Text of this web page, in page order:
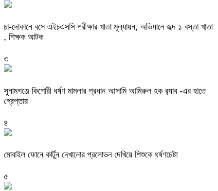
চা-দোকানে বসে এইচএসসি পরীক্ষার খাতা মূল্যায়ন, অভিযানে জব্দ ১ বস্তা খাতা
, শিক্ষক আটক
৩
‎সুনামগঞ্জে কিশোরী ধর্ষণ মামলার প্রধান আসামি আমিরুল হক র‌্যাব -এর হাতে
গ্রেপ্তার
৪
মোবাইল ফোনে কার্টুন দেখানোর প্রলোভন দেখিয়ে শিশুকে ধর্ষণচেষ্টা
৫